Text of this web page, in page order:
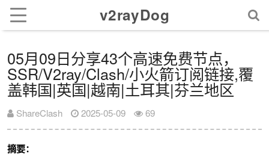
v2rayDog
05月09日分享43个高速免费节点，
SSR/V2ray/Clash/小火箭订阅链接,覆
盖韩国|英国|越南|土耳其|芬兰地区
ShareClash 2025-05-09 69
摘要：